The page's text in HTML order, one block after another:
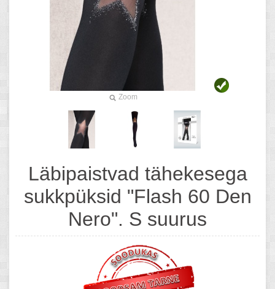
Zoom
Läbipaistvad tähekesega
sukkpüksid "Flash 60 Den
Nero". S suurus